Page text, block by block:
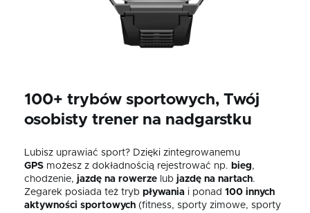
100+ trybów sportowych, Twój
osobisty trener na nadgarstku
Lubisz uprawiać sport? Dzięki zintegrowanemu
GPS możesz z dokładnością rejestrować np. bieg,
chodzenie, jazdę na rowerze lub jazdę na nartach.
Zegarek posiada też tryb pływania i ponad 100 innych
aktywności sportowych (fitness, sporty zimowe, sporty